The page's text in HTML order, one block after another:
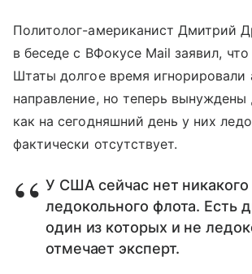
Политолог-американист Дмитрий
в беседе с ВФокусе Mail заявил,
Штаты долгое время игнорировали
направление, но теперь вынуждены
как на сегодняшний день у них
фактически отсутствует.
У США сейчас нет никакого
ледокольного флота. Есть
один из которых и не
отмечает эксперт.